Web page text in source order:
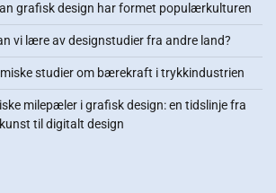
grafisk design har formet populærkulturen
vi lære av designstudier fra andre land?
studier om bærekraft i trykkindustrien
milepæler i grafisk design: en tidslinje fra
til digitalt design